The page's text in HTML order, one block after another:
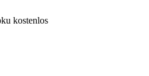
kostenlos